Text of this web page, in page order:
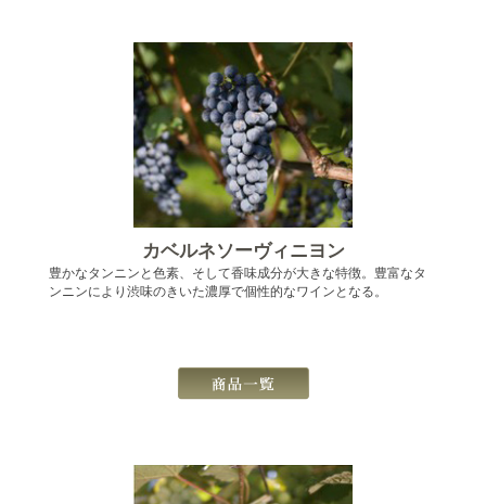
カベルネソーヴィニヨン
豊かなタンニンと色素、そして香味成分が大きな特徴。豊富なタ
ンニンにより渋味のきいた濃厚で個性的なワインとなる。